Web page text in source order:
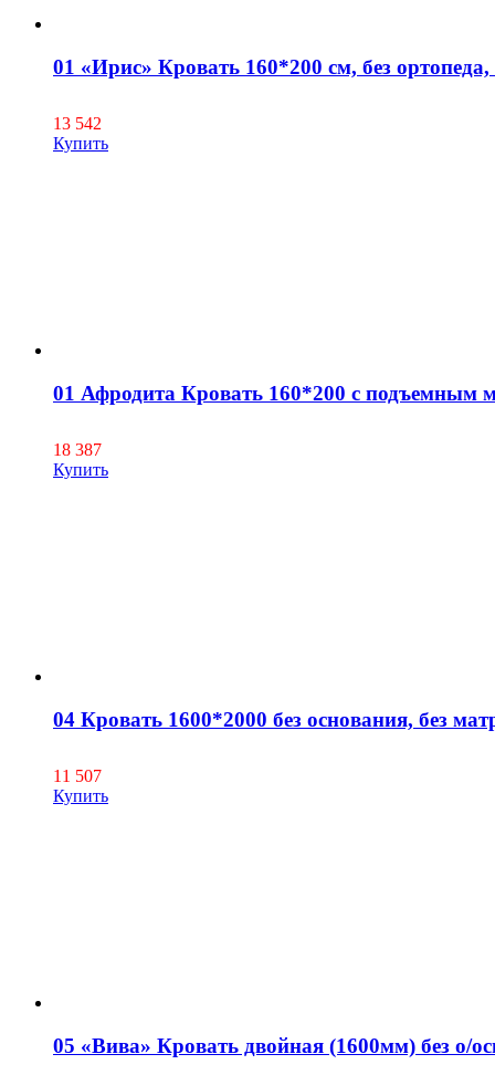
01 «Ирис» Кровать 160*200 см, без ортопеда,
13 542
Купить
01 Афродита Кровать 160*200 с подъемным
18 387
Купить
04 Кровать 1600*2000 без основания, без
11 507
Купить
05 «Вива» Кровать двойная (1600мм) без о/